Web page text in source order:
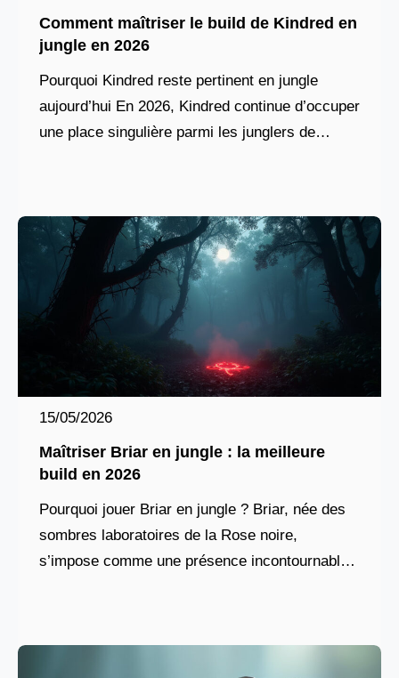
Comment maîtriser le build de Kindred en
jungle en 2026
Pourquoi Kindred reste pertinent en jungle
aujourd’hui En 2026, Kindred continue d’occuper
une place singulière parmi les junglers de
15/05/2026
Maîtriser Briar en jungle : la meilleure
build en 2026
Pourquoi jouer Briar en jungle ? Briar, née des
sombres laboratoires de la Rose noire,
s’impose comme une présence incontournable